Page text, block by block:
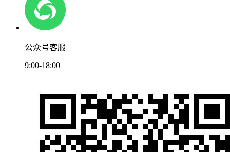
公众号客服
9:00-18:00